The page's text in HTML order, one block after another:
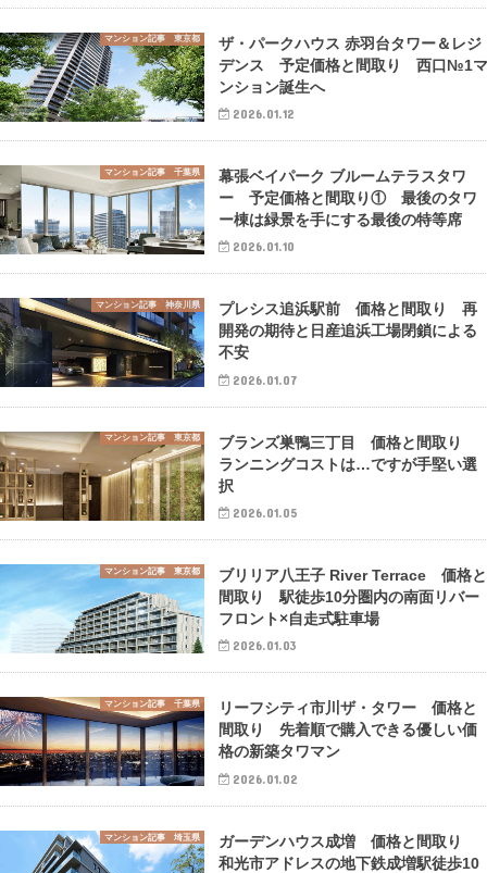
マンション記事 東京都
ザ・パークハウス 赤羽台タワー＆レジ
デンス 予定価格と間取り 西口№1
ンション誕生へ
2026.01.12
マンション記事 千葉県
幕張ベイパーク ブルームテラスタワ
ー 予定価格と間取り① 最後のタワ
ー棟は緑景を手にする最後の特等席
2026.01.10
マンション記事 神奈川県
プレシス追浜駅前 価格と間取り 再
開発の期待と日産追浜工場閉鎖による
不安
2026.01.07
マンション記事 東京都
ブランズ巣鴨三丁目 価格と間取り
ランニングコストは…ですが手堅い選
択
2026.01.05
マンション記事 東京都
ブリリア八王子 River Terrace 価格と
間取り 駅徒歩10分圏内の南面リバー
フロント×自走式駐車場
2026.01.03
マンション記事 千葉県
リーフシティ市川ザ・タワー 価格と
間取り 先着順で購入できる優しい価
格の新築タワマン
2026.01.02
マンション記事 埼玉県
ガーデンハウス成増 価格と間取り
和光市アドレスの地下鉄成増駅徒歩10